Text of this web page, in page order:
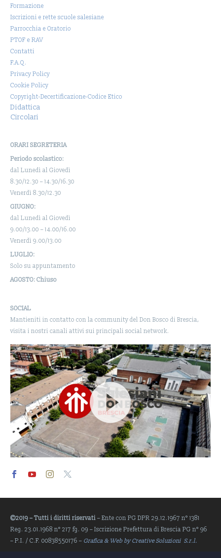
Formazione
Iscrizioni e rette scuole salesiane
Parrocchia e Oratorio
PTOF e RAV
Contatti
F.A.Q.
Privacy Policy
Cookie Policy
Copyright-Decertificazione-Codice Etico
Didattica
Circolari
ORARI SEGRETERIA
Periodo scolastico:
dal Lunedì al Giovedì
8.30/12.30 – 14.30/16.30
Venerdì 8.30/12.30
GIUGNO:
dal Lunedì al Giovedì
9.00/13.00 – 14.00/16.00
Venerdì 9.00/13.00
LUGLIO:
Solo su appuntamento
AGOSTO: Chiuso
SOCIAL
Mantieniti in contatto con la community del Don Bosco di Brescia,
visita i nostri canali attivi sui principali social network.
Player
©2019 – Tutti i diritti riservati – Ente con PG DPR 29.12.1967 n° 1381
Reg. 23.01.1968 n° 217 fg. 09 – Iscrizione Prefettura di Brescia PG n° 96
– P.I. / C.F. 00838550176 – Grafica & Web by Creative Soluzioni S.r.l.